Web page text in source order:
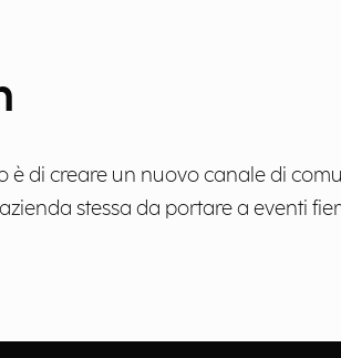
è di creare un nuovo canale di
stessa da portare a eventi